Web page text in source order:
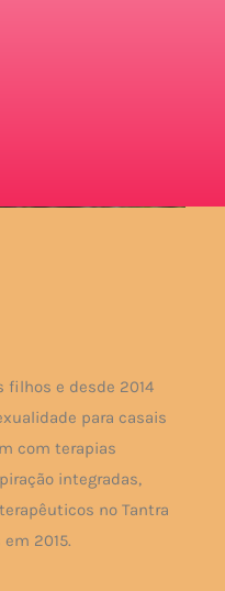
filhos e desde 2014
para casais
com terapias
integradas,
no Tantra
2015.